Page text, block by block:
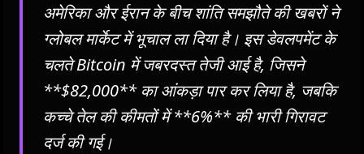
अमेरिका और ईरान के बीच शांति समझौते की खबरों ने
ग्लोबल मार्केट में भूचाल ला दिया है। इस डेवलपमेंट के
चलते Bitcoin में जबरदस्त तेजी आई है, जिसने
**$82,000** का आंकड़ा पार कर लिया है, जबकि
कच्चे तेल की कीमतों में **6%** की भारी गिरावट
दर्ज की गई।